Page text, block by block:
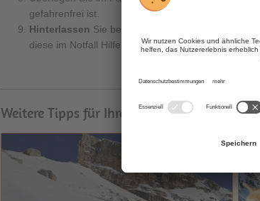
gefahrenfrei ist.
Hinterlassen Sie bei Ihrem
diese im Notfall Hilfe holen können.
Weitere Tipps für Ihren Urlaub